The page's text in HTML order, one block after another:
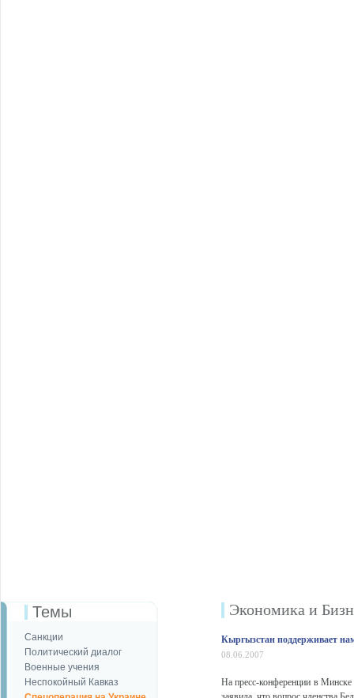
Темы
Санкции
Политический диалог
Военные учения
Неспокойный Кавказ
Экономика и
Кыргызстан поддерживает
08.06.2007
На пресс-конференции в